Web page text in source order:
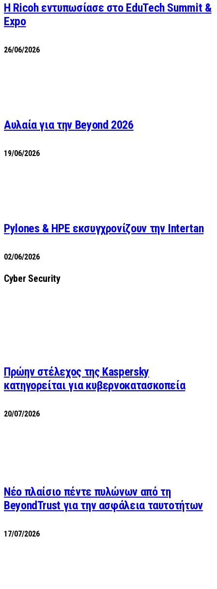
Η Ricoh εντυπωσίασε στο EduTech Summit &
Expo
26/06/2026
Αυλαία για την Beyond 2026
19/06/2026
Pylones & HPE εκσυγχρονίζουν την Intertan
02/06/2026
Cyber Security
Πρώην στέλεχος της Kaspersky
κατηγορείται για κυβερνοκατασκοπεία
20/07/2026
Νέο πλαίσιο πέντε πυλώνων από τη
BeyondTrust για την ασφάλεια ταυτοτήτων
17/07/2026